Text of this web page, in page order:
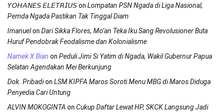
𝘠𝘖𝘏𝘈𝘕𝘌𝘚 𝘌𝘓𝘌𝘛𝘙𝘐𝘜𝘚on Lompatan PSN Ngada di Liga Nasional,
Pemda Ngada Pastikan Tak Tinggal Diam
Imanuelon Dari Sikka Flores, Mo’an Teka Iku Sang Revolusioner Buta
Huruf Pendobrak Feodalisme dan Kolonialisme
Namek X Bian on Peduli Jimi Si Yatim di Ngada, Wakil Gubernur Papua
Selatan Agendakan Mei Berkunjung
Dok. Pribadion LSM KIPFA Maros Soroti Menu MBG di Maros Diduga
Penyedia Cari Untung
ALVIN MOKOGINTA on Cukup Daftar Lewat HP, SKCK Langsung Jadi